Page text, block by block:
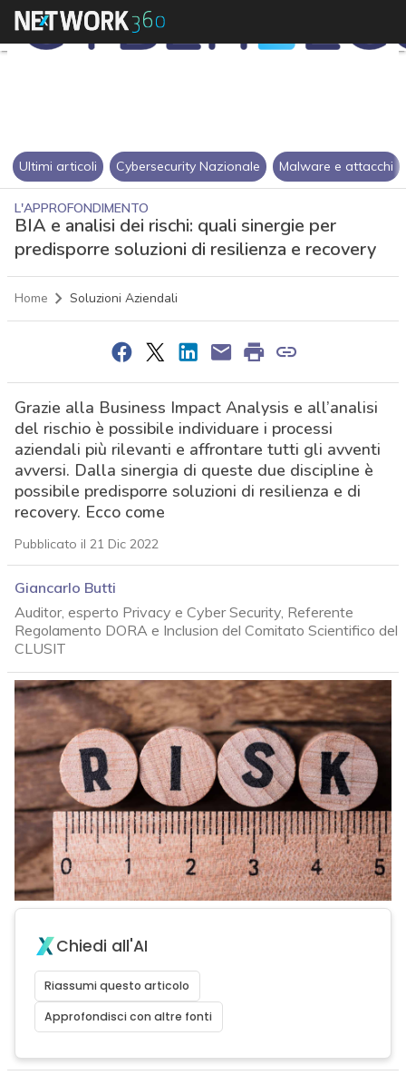
Ultimi articoli Cybersecurity Nazionale Malware e attacchi
L'APPROFONDIMENTO
BIA e analisi dei rischi: quali sinergie per
predisporre soluzioni di resilienza e recovery
Home Soluzioni Aziendali
Grazie alla Business Impact Analysis e all’analisi
del rischio è possibile individuare i processi
aziendali più rilevanti e affrontare tutti gli avventi
avversi. Dalla sinergia di queste due discipline è
possibile predisporre soluzioni di resilienza e di
recovery. Ecco come
Pubblicato il 21 Dic 2022
Giancarlo Butti
Auditor, esperto Privacy e Cyber Security, Referente
Regolamento DORA e Inclusion del Comitato Scientifico del
CLUSIT
Chiedi all'AI
Riassumi questo articolo
Approfondisci con altre fonti